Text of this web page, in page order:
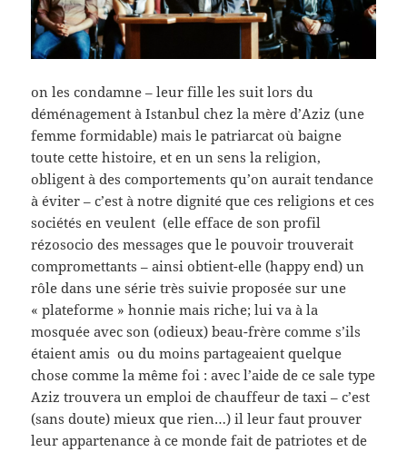
on les condamne – leur fille les suit lors du
déménagement à Istanbul chez la mère d’Aziz (une
femme formidable) mais le patriarcat où baigne
toute cette histoire, et en un sens la religion,
obligent à des comportements qu’on aurait tendance
à éviter – c’est à notre dignité que ces religions et ces
sociétés en veulent (elle efface de son profil
rézosocio des messages que le pouvoir trouverait
compromettants – ainsi obtient-elle (happy end) un
rôle dans une série très suivie proposée sur une
« plateforme » honnie mais riche; lui va à la
mosquée avec son (odieux) beau-frère comme s’ils
étaient amis ou du moins partageaient quelque
chose comme la même foi : avec l’aide de ce sale type
Aziz trouvera un emploi de chauffeur de taxi – c’est
(sans doute) mieux que rien…) il leur faut prouver
leur appartenance à ce monde fait de patriotes et de